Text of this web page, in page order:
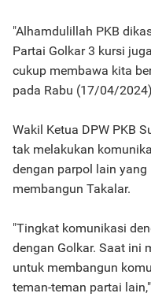
"Alhamdulillah PKB
Partai Golkar 3 kursi
cukup membawa kita
pada Rabu (17/04/
Wakil Ketua DPW PKB
tak melakukan
dengan parpol lain
membangun Takalar.
"Tingkat komunikasi
dengan Golkar. Saat ini
untuk membangun
teman-teman partai